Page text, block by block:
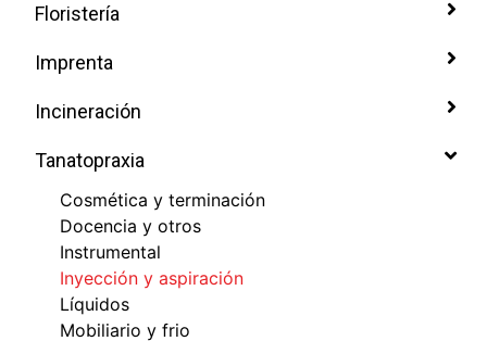
Floristería
Imprenta
Incineración
Tanatopraxia
Cosmética y terminación
Docencia y otros
Instrumental
Inyección y aspiración
Líquidos
Mobiliario y frio